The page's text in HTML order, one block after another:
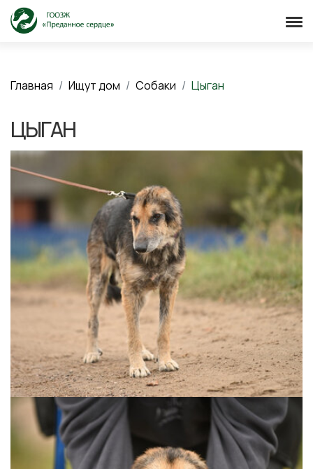
Главная Ищут дом Собаки Цыган
ЦЫГАН